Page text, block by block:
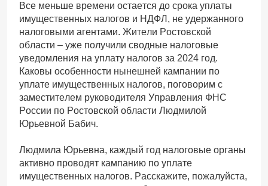
Все меньше времени остается до срока уплаты
имущественных налогов и НДФЛ, не удержанного
налоговыми агентами. Жители Ростовской
области – уже получили сводные налоговые
уведомления на уплату налогов за 2024 год.
Каковы особенности нынешней кампании по
уплате имущественных налогов, поговорим с
заместителем руководителя Управления ФНС
России по Ростовской области Людмилой
Юрьевной Бабич.
Людмила Юрьевна, каждый год налоговые органы
активно проводят кампанию по уплате
имущественных налогов. Расскажите, пожалуйста,